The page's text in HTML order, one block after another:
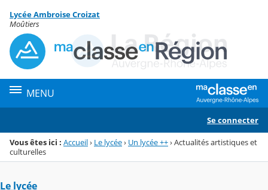
Menu de la rubrique
Contenu
Lycée Ambroise Croizat
Moûtiers
MENU
Se connecter
Vous êtes ici : Accueil› Le lycée› Un lycée ++›Actualités artistiques et
culturelles
Le lycée